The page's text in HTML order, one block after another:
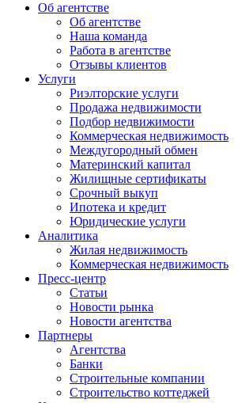
Об агентстве
Об агентстве
Наша команда
Работа в агентстве
Отзывы клиентов
Услуги
Риэлторские услуги
Продажа недвижимости
Подбор недвижимости
Коммерческая недвижимость
Междугородный обмен
Материнский капитал
Жилищные сертификаты
Срочный выкуп
Ипотека и кредит
Юридические услуги
Аналитика
Жилая недвижимость
Коммерческая недвижимость
Пресс-центр
Статьи
Новости рынка
Новости агентства
Партнеры
Агентства
Банки
Строительные компании
Строительство коттеджей